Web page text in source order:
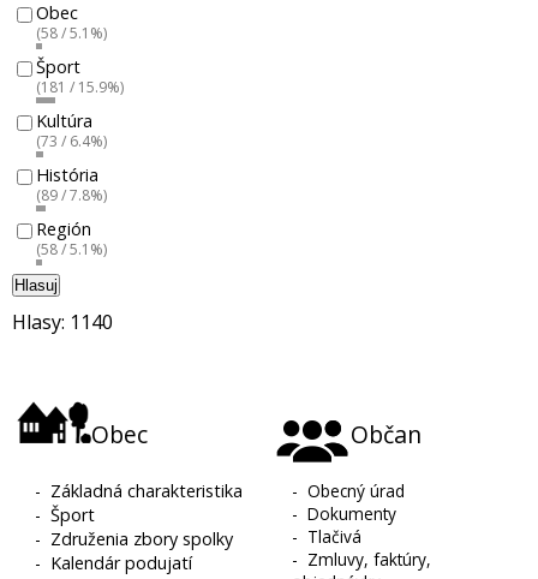
Obec
(58 / 5.1%)
Šport
(181 / 15.9%)
Kultúra
(73 / 6.4%)
História
(89 / 7.8%)
Región
(58 / 5.1%)
Hlasuj
Hlasy: 1140
Obec
- Základná charakteristika
-Šport
- Združenia zbory spolky
- Kalendár podujatí
Občan
-Obecný úrad
-Dokumenty
- Tlačivá
- Zmluvy, faktúry,